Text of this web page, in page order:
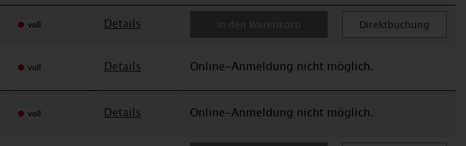
Details in den Warenkorb Direktbuchung
Details Online-Anmeldung nicht möglich.
Details Online-Anmeldung nicht möglich.